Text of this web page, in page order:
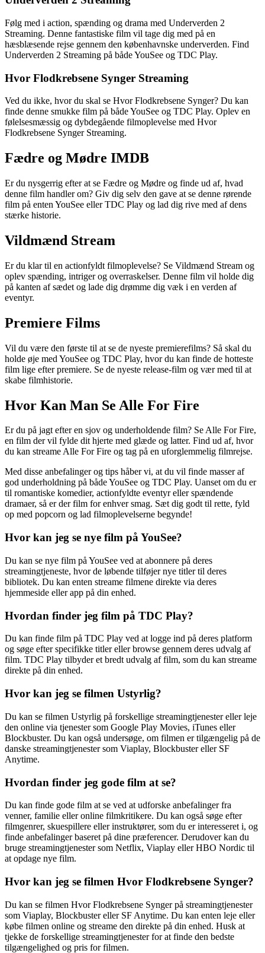
Følg med i action, spænding og drama med Underverden 2
Streaming. Denne fantastiske film vil tage dig med på en
hæsblæsende rejse gennem den københavnske underverden. Find
Underverden 2 Streaming på både YouSee og TDC Play.
Hvor Flodkrebsene Synger Streaming
Ved du ikke, hvor du skal se Hvor Flodkrebsene Synger? Du kan
finde denne smukke film på både YouSee og TDC Play. Oplev en
følelsesmæssig og dybdegående filmoplevelse med Hvor
Flodkrebsene Synger Streaming.
Fædre og Mødre IMDB
Er du nysgerrig efter at se Fædre og Mødre og finde ud af, hvad
denne film handler om? Giv dig selv den gave at se denne rørende
film på enten YouSee eller TDC Play og lad dig rive med af dens
stærke historie.
Vildmænd Stream
Er du klar til en actionfyldt filmoplevelse? Se Vildmænd Stream og
oplev spænding, intriger og overraskelser. Denne film vil holde dig
på kanten af sædet og lade dig drømme dig væk i en verden af
eventyr.
Premiere Films
Vil du være den første til at se de nyeste premierefilms? Så skal du
holde øje med YouSee og TDC Play, hvor du kan finde de hotteste
film lige efter premiere. Se de nyeste release-film og vær med til at
skabe filmhistorie.
Hvor Kan Man Se Alle For Fire
Er du på jagt efter en sjov og underholdende film? Se Alle For Fire,
en film der vil fylde dit hjerte med glæde og latter. Find ud af, hvor
du kan streame Alle For Fire og tag på en uforglemmelig filmrejse.
Med disse anbefalinger og tips håber vi, at du vil finde masser af
god underholdning på både YouSee og TDC Play. Uanset om du er
til romantiske komedier, actionfyldte eventyr eller spændende
dramaer, så er der film for enhver smag. Sæt dig godt til rette, fyld
op med popcorn og lad filmoplevelserne begynde!
Hvor kan jeg se nye film på YouSee?
Du kan se nye film på YouSee ved at abonnere på deres
streamingtjeneste, hvor de løbende tilføjer nye titler til deres
bibliotek. Du kan enten streame filmene direkte via deres
hjemmeside eller app på din enhed.
Hvordan finder jeg film på TDC Play?
Du kan finde film på TDC Play ved at logge ind på deres platform
og søge efter specifikke titler eller browse gennem deres udvalg af
film. TDC Play tilbyder et bredt udvalg af film, som du kan streame
direkte på din enhed.
Hvor kan jeg se filmen Ustyrlig?
Du kan se filmen Ustyrlig på forskellige streamingtjenester eller leje
den online via tjenester som Google Play Movies, iTunes eller
Blockbuster. Du kan også undersøge, om filmen er tilgængelig på de
danske streamingtjenester som Viaplay, Blockbuster eller SF
Anytime.
Hvordan finder jeg gode film at se?
Du kan finde gode film at se ved at udforske anbefalinger fra
venner, familie eller online filmkritikere. Du kan også søge efter
filmgenrer, skuespillere eller instruktører, som du er interesseret i, og
finde anbefalinger baseret på dine præferencer. Derudover kan du
bruge streamingtjenester som Netflix, Viaplay eller HBO Nordic til
at opdage nye film.
Hvor kan jeg se filmen Hvor Flodkrebsene Synger?
Du kan se filmen Hvor Flodkrebsene Synger på streamingtjenester
som Viaplay, Blockbuster eller SF Anytime. Du kan enten leje eller
købe filmen online og streame den direkte på din enhed. Husk at
tjekke de forskellige streamingtjenester for at finde den bedste
tilgængelighed og pris for filmen.